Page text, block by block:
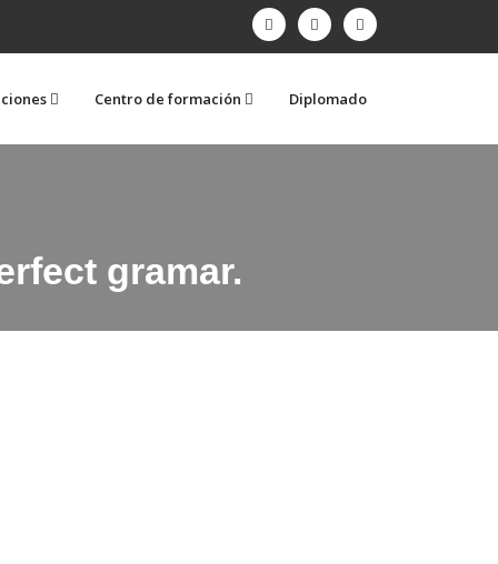
Centro de formación Diplomado
gramar.